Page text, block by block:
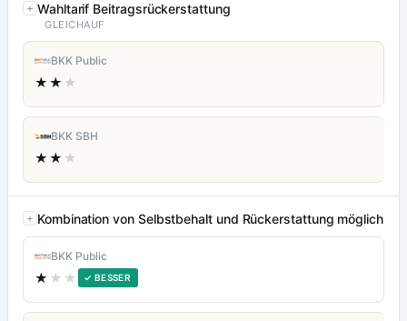
Wahltarif Beitragsrückerstattung
GLEICHAUF
BKK Public
★★ ★
BKK SBH
★★ ★
Kombination von Selbstbehalt und Rückerstattung möglich
BKK Public
★ ★★ ✓ BESSER